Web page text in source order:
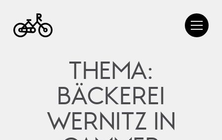
THEMA:
BÄCKEREI
WERNITZ IN